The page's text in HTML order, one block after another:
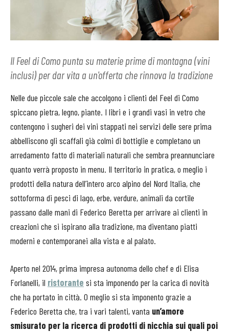
Il Feel di Como punta su materie prime di montagna (vini
inclusi) per dar vita a un'offerta che rinnova la tradizione
Nelle due piccole sale che accolgono i clienti del Feel di Como
spiccano pietra, legno, piante. I libri e i grandi vasi in vetro che
contengono i sugheri dei vini stappati nei servizi delle sere prima
abbelliscono gli scaffali già colmi di bottiglie e completano un
arredamento fatto di materiali naturali che sembra preannunciare
quanto verrà proposto in menu. Il territorio in pratica, o meglio i
prodotti della natura dell’intero arco alpino del Nord Italia, che
sottoforma di pesci di lago, erbe, verdure, animali da cortile
passano dalle mani di Federico Beretta per arrivare ai clienti in
creazioni che si ispirano alla tradizione, ma diventano piatti
moderni e contemporanei alla vista e al palato.
Aperto nel 2014, prima impresa autonoma dello chef e di Elisa
Forlanelli, il ristorante si sta imponendo per la carica di novità
che ha portato in città. O meglio si sta imponento grazie a
Federico Beretta che, tra i vari talenti, vanta un’amore
smisurato per la ricerca di prodotti di nicchia sui quali poi